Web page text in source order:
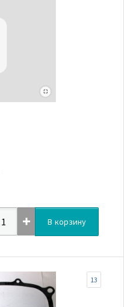
В корзину
13